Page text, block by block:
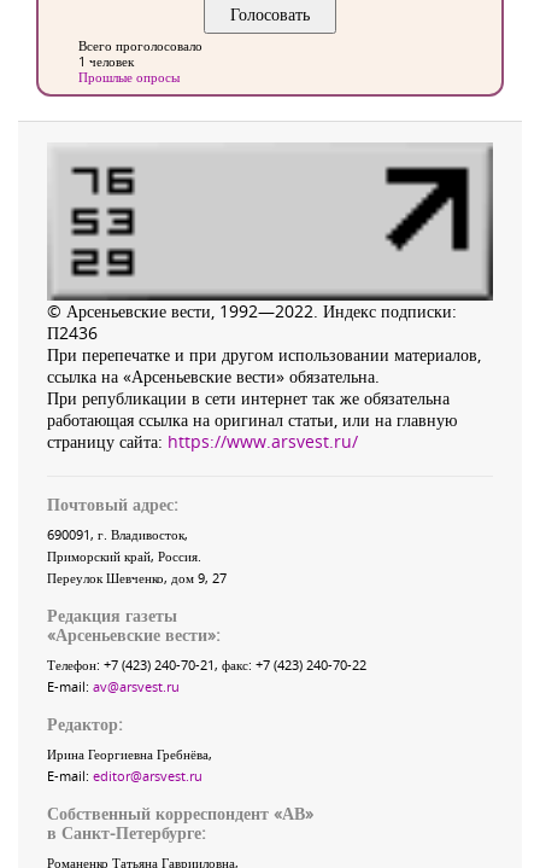
Всего проголосовало
1 человек
Прошлые опросы
© Арсеньевские вести, 1992—2022. Индекс подписки:
П2436
При перепечатке и при другом использовании материалов,
ссылка на «Арсеньевские вести» обязательна.
При републикации в сети интернет так же обязательна
работающая ссылка на оригинал статьи, или на главную
страницу сайта: https://www.arsvest.ru/
Почтовый адрес:
690091, г. Владивосток,
Приморский край, Россия
Переулок Шевченко, дом 9, 27
Редакция газеты
«Арсеньевские вести»:
Телефон: +7 (423) 240-70-21, факс: +7 (423) 240-70-22
E-mail: av@arsvest.ru
Редактор:
Ирина Георгиевна Гребнёва,
E-mail: editor@arsvest.ru
Собственный корреспондент «АВ»
в Санкт-Петербурге:
Романенко Татьяна Гаврииловна,